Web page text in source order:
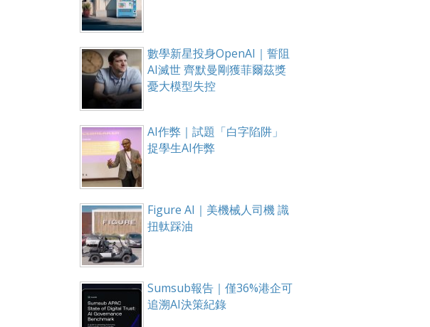
數學新星投身OpenAI｜誓阻
AI滅世 齊默曼剛獲菲爾茲獎
憂大模型失控
AI作弊｜試題「白字陷阱」
捉學生AI作弊
Figure AI｜美機械人司機 識
扭軚踩油
Sumsub報告｜僅36%港企可
追溯AI決策紀錄